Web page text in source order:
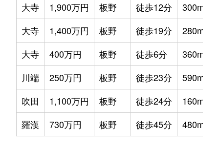
大寺
1,900万円 板野 徒歩12分
300m²
大寺
1,400万円 板野 徒歩19分
280m²
大寺
400万円 板野 徒歩6分
360m²
川端
250万円 板野 徒歩23分
590m²
吹田
1,100万円 板野 徒歩24分
160m²
羅漢
730万円 板野 徒歩45分 480m²